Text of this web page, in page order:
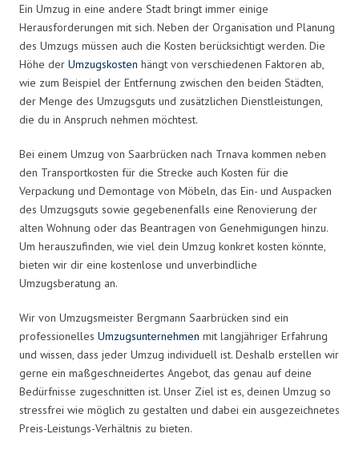
Ein Umzug in eine andere Stadt bringt immer einige
Herausforderungen mit sich. Neben der Organisation und Planung
des Umzugs müssen auch die Kosten berücksichtigt werden. Die
Höhe der Umzugskosten hängt von verschiedenen Faktoren ab,
wie zum Beispiel der Entfernung zwischen den beiden Städten,
der Menge des Umzugsguts und zusätzlichen Dienstleistungen,
die du in Anspruch nehmen möchtest.
Bei einem Umzug von Saarbrücken nach Trnava kommen neben
den Transportkosten für die Strecke auch Kosten für die
Verpackung und Demontage von Möbeln, das Ein- und Auspacken
des Umzugsguts sowie gegebenenfalls eine Renovierung der
alten Wohnung oder das Beantragen von Genehmigungen hinzu.
Um herauszufinden, wie viel dein Umzug konkret kosten könnte,
bieten wir dir eine kostenlose und unverbindliche
Umzugsberatung an.
Wir von Umzugsmeister Bergmann Saarbrücken sind ein
professionelles Umzugsunternehmen mit langjähriger Erfahrung
und wissen, dass jeder Umzug individuell ist. Deshalb erstellen wir
gerne ein maßgeschneidertes Angebot, das genau auf deine
Bedürfnisse zugeschnitten ist. Unser Ziel ist es, deinen Umzug so
stressfrei wie möglich zu gestalten und dabei ein ausgezeichnetes
Preis-Leistungs-Verhältnis zu bieten.